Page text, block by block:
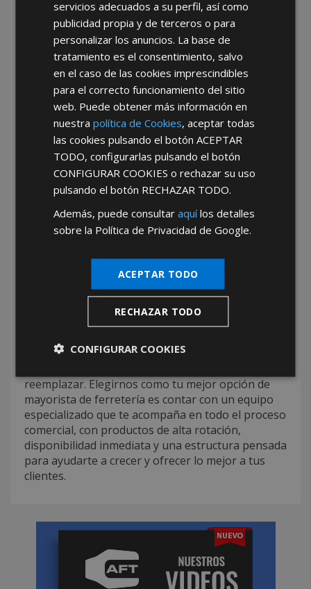
Comprar marcos mosquiteros al por mayor en
AFT es asegurar acceso a productos resistentes,
con excelente acabado y listos para su
comercialización o instalación directa. Además,
ofrecemos formatos de venta flexibles, tanto para
stock de tienda como para servicio técnico
especializado, con la posibilidad de
personalización según colores y medidas
requeridas.
Tu mejor opción de mayorista de
ferretería con AFT
En AFT somos
ferreteríagracias a nuestro compromiso con la
calidad, la innovación y la atención personalizada.
mosquiteros y como mayorista de marcos
mosquiteros porque conocemos las exigencias del
mercado actual y ofrecemos soluciones adaptadas
a cada necesidad, desde obras residenciales hasta
proyectos comerciales. Las marcos mosquiteros al
equilibrio perfecto entre funcionalidad y estética,
reemplazar. Elegirnos como tu mejor opción de
mayorista de ferretería es contar con un equipo
especializado que te acompaña en todo el proceso
comercial, con productos de alta rotación,
disponibilidad inmediata y una estructura pensada
para ayudarte a crecer y ofrecer lo mejor a tus
clientes.
servicios adecuados a su perfil, así como
publicidad propia y de terceros o para
personalizar los anuncios. La base de
tratamiento es el consentimiento, salvo
en el caso de las cookies imprescindibles
para el correcto funcionamiento del sitio
web. Puede obtener más información en
nuestrapolítica de Cookies, aceptar todas
las cookies pulsando el botónACEPTAR
TODO, configurarlas pulsando el botón
CONFIGURAR COOKIES o rechazar su uso
pulsando el botón RECHAZAR TODO.
Además, puede consultaraquílos detalles
sobre la Política de Privacidad de Google.
ACEPTAR TODO
RECHAZAR TODO
CONFIGURAR COOKIES